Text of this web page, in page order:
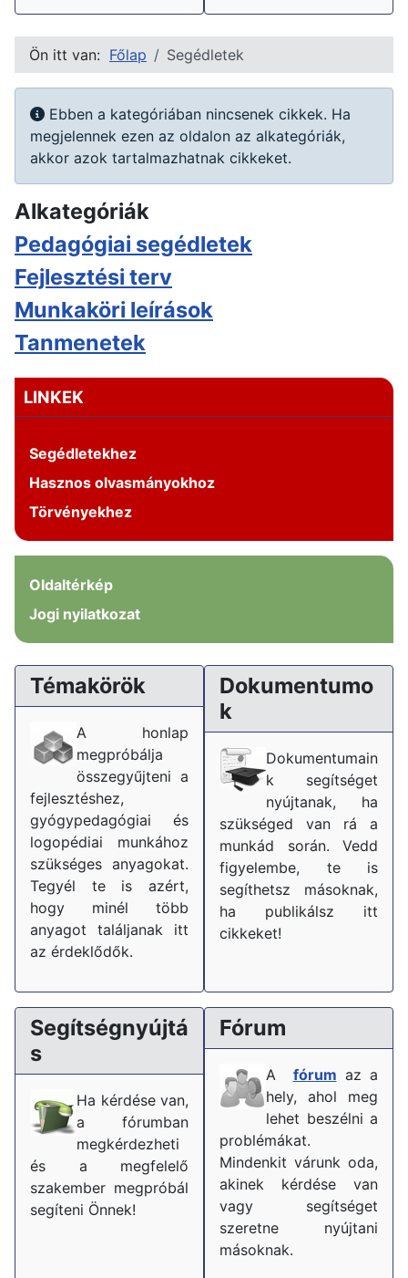
LINKEK
Segédletekhez
Hasznos olvasmányokhoz
Törvényekhez
Oldaltérkép
Jogi nyilatkozat
Ön itt van: Főlap Segédletek
Információ
Ebben a kategóriában nincsenek cikkek. Ha
megjelennek ezen az oldalon az alkategóriák,
akkor azok tartalmazhatnak cikkeket.
Alkategóriák
Pedagógiai segédletek
Fejlesztési terv
Munkaköri leírások
Tanmenetek
Témakörök
A honlap
megpróbálja
összegyűjteni a
fejlesztéshez,
gyógypedagógiai és
logopédiai munkához
szükséges anyagokat.
Tegyél te is azért,
hogy minél több
anyagot találjanak itt
az érdeklődők.
Dokumentumo
k
Dokumentumain
k segítséget
nyújtanak, ha
szükséged van rá a
munkád során. Vedd
figyelembe, te is
segíthetsz másoknak,
ha publikálsz itt
cikkeket!
Segítségnyújtá
s
Ha kérdése van,
a fórumban
megkérdezheti
és a megfelelő
szakember megpróbál
segíteni Önnek!
Fórum
A fórum az a
hely, ahol meg
lehet beszélni a
problémákat.
Mindenkit várunk oda,
akinek kérdése van
vagy segítséget
szeretne nyújtani
másoknak.